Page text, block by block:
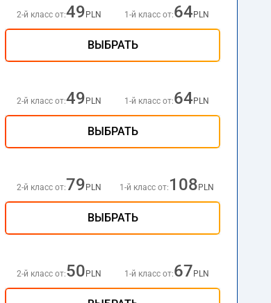
2-й класс от:49 PLN 1-й класс от:64 PLN
ВЫБРАТЬ
2-й класс от:49 PLN 1-й класс от:64 PLN
ВЫБРАТЬ
2-й класс от:79 PLN 1-й класс от: 108 PLN
ВЫБРАТЬ
2-й класс от:50 PLN 1-й класс от:67 PLN